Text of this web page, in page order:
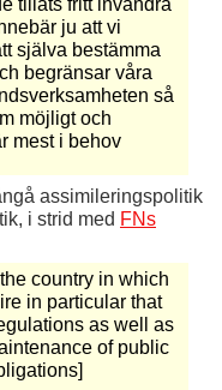
tillåts fritt invandra
ju att vi
själva bestämma
begränsar våra
så
möjligt och
mest i behov
assimileringspolitik
i strid med FNs
country in which
in particular that
as well as
of public